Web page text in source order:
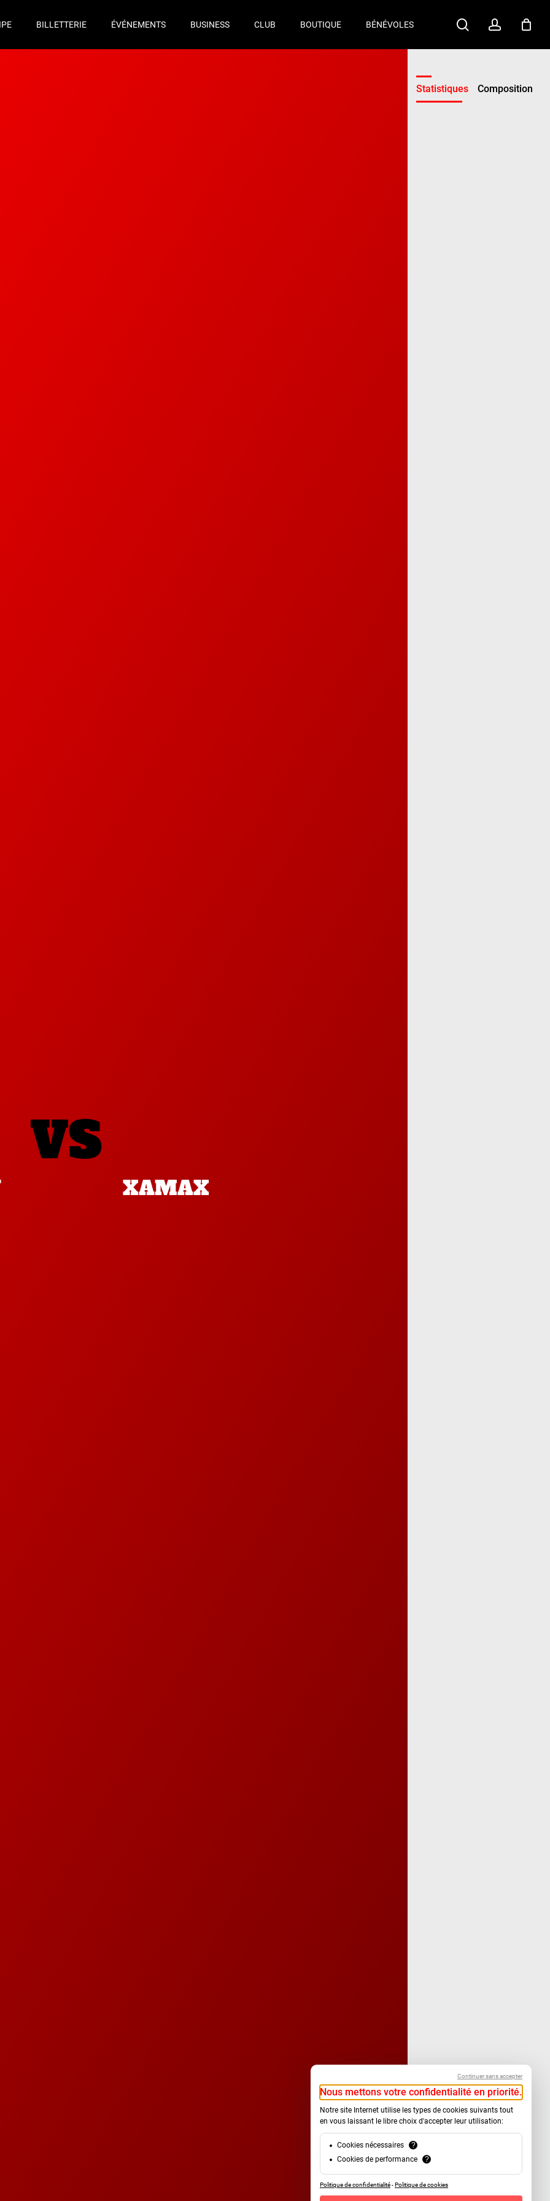
BILLETTERIE ÉVÉNEMENTS BUSINESS CLUB BOUTIQUE BÉNÉVOLES searchaccount
VS
XAMAX
Statistiques Composition
Continuer sans accepter
Nous mettons votre confidentialité en priorité.
Notre site Internet utilise les types de cookies suivants tout
en vous laissant le libre choix d'accepter leur utilisation:
Cookies nécessaires
?
Cookies de performance
?
Politique de confidentialité-Politique de cookies